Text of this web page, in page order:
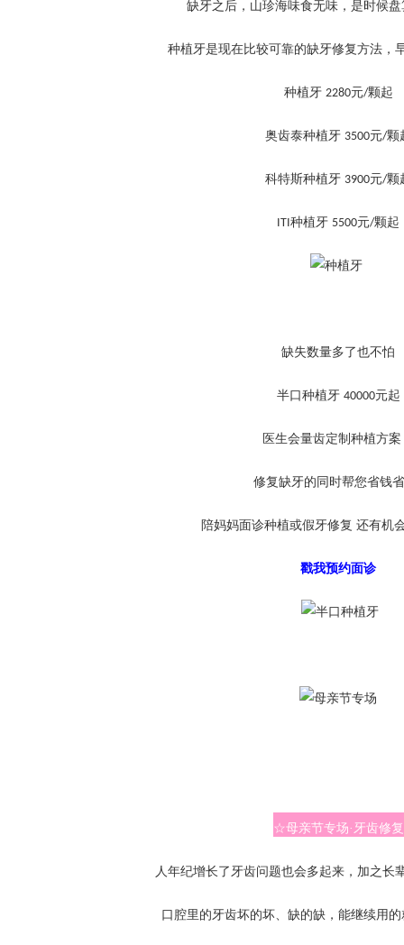
缺牙之后，山珍海味食无味，是时候
种植牙是现在比较可靠的缺牙修复方法，
种植牙 2280元/颗起
奥齿泰种植牙 3500元/颗
科特斯种植牙 3900元/颗
ITI种植牙 5500元/颗起
缺失数量多了也不怕
半口种植牙 40000元起
医生会量齿定制种植方案
修复缺牙的同时帮您省钱
陪妈妈面诊种植或假牙修复 还有机
戳我预约面诊
☆母亲节专场·牙齿修复
人年纪增长了牙齿问题也会多起来，加之长
口腔里的牙齿坏的坏、缺的缺，能继续用